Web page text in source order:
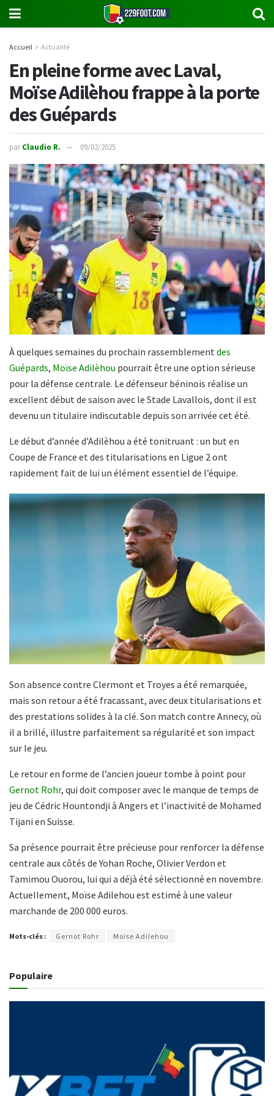
Accueil Actualité
En pleine forme avec Laval,
Moïse Adilèhou frappe à la porte
des Guépards
par Claudio R. 09/02/2025
À quelques semaines du prochain rassemblement des
Guépards, Moïse Adilèhou pourrait être une option sérieuse
pour la défense centrale. Le défenseur béninois réalise un
excellent début de saison avec le Stade Lavallois, dont il est
devenu un titulaire indiscutable depuis son arrivée cet été.
Le début d’année d’Adilèhou a été tonitruant : un but en
Coupe de France et des titularisations en Ligue 2 ont
rapidement fait de lui un élément essentiel de l’équipe.
Son absence contre Clermont et Troyes a été remarquée,
mais son retour a été fracassant, avec deux titularisations et
des prestations solides à la clé. Son match contre Annecy, où
il a brillé, illustre parfaitement sa régularité et son impact
sur le jeu.
Le retour en forme de l’ancien joueur tombe à point pour
Gernot Rohr, qui doit composer avec le manque de temps de
jeu de Cédric Hountondji à Angers et l’inactivité de Mohamed
Tijani en Suisse.
Sa présence pourrait être précieuse pour renforcer la défense
centrale aux côtés de Yohan Roche, Olivier Verdon et
Tamimou Ouorou, lui qui a déjà été sélectionné en novembre.
Actuellement, Moïse Adilehou est estimé à une valeur
marchande de 200 000 euros.
Mots-clés : Gernot Rohr Moise Adilehou
Populaire